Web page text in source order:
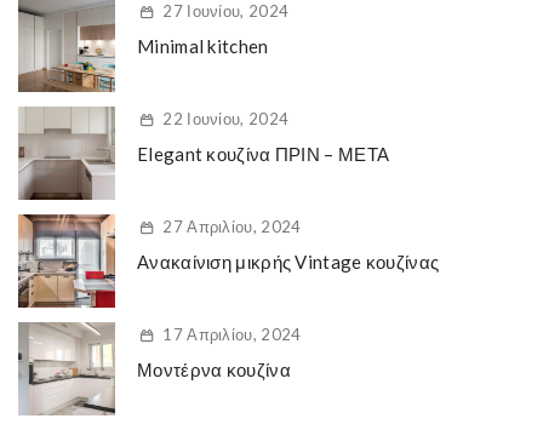
27 Ιουνίου, 2024
Minimal kitchen
22 Ιουνίου, 2024
Elegant κουζίνα ΠΡΙΝ – ΜΕΤΑ
27 Απριλίου, 2024
Ανακαίνιση μικρής Vintage κουζίνας
17 Απριλίου, 2024
Μοντέρνα κουζίνα